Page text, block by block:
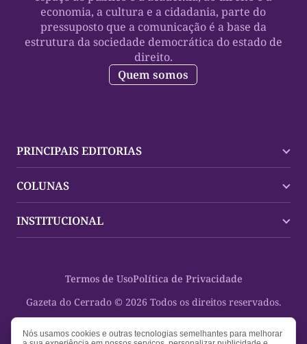
economia, a cultura e a cidadania, parte do
pressuposto que a comunicação é a base da
estrutura da sociedade democrática do estado de
direito.
Quem somos
PRINCIPAIS EDITORIAS
Palmas
Mundo
Oportunidades
Cultura
Saúde
Educação
COLUNAS
Policial
Planeta Vivo
Espaço Cidadania
Turistando Gazeta
Nosso Direito
INSTITUCIONAL
Gazeta do Cerrado © 2026 Todos os direitos reservados.
Termos de UsoPolítica de Privacidade
Nós usamos cookies e outras tecnologias semelhantes para melhorar